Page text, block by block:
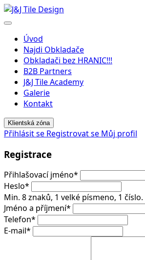
Menu
Úvod
Najdi Obkladače
Obkladači bez HRANIC!!!
B2B Partners
J&J Tile Academy
Galerie
Kontakt
Klientská zóna
Přihlásit se Registrovat se Můj profil
Registrace
Přihlašovací jméno*
Heslo*
Min. 8 znaků, 1 velké písmeno, 1 číslo.
Jméno a příjmení*
Telefon*
E-mail*